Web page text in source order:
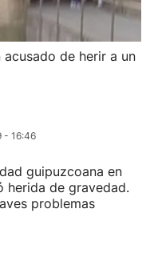
de herir a un
- 16:46
guipuzcoana en
herida de gravedad.
problemas